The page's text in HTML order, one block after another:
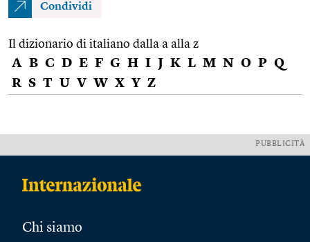
Condividi
Il dizionario di italiano dalla a alla z
A B C D E F G H I J K L M N O P Q
R S T U V W X Y Z
PUBBLICITÀ
Chi siamo